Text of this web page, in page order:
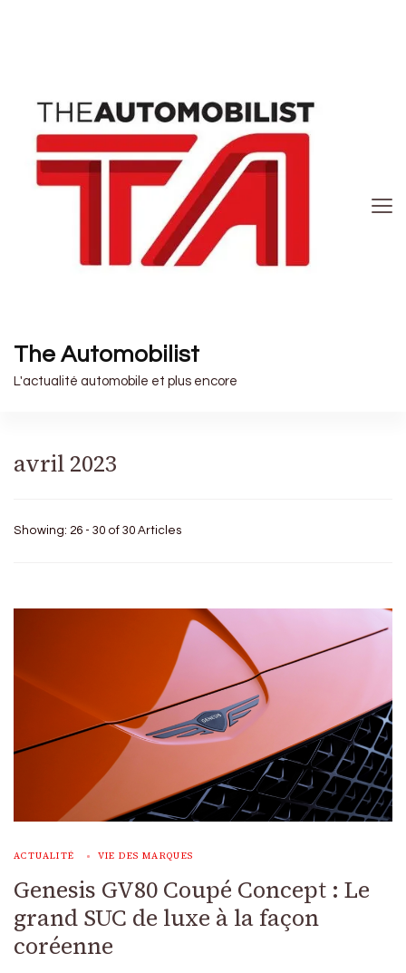
The Automobilist
L'actualité automobile et plus encore
avril 2023
Showing: 26 - 30 of 30 Articles
ACTUALITÉ VIE DES MARQUES
Genesis GV80 Coupé Concept : Le
grand SUC de luxe à la façon
coréenne